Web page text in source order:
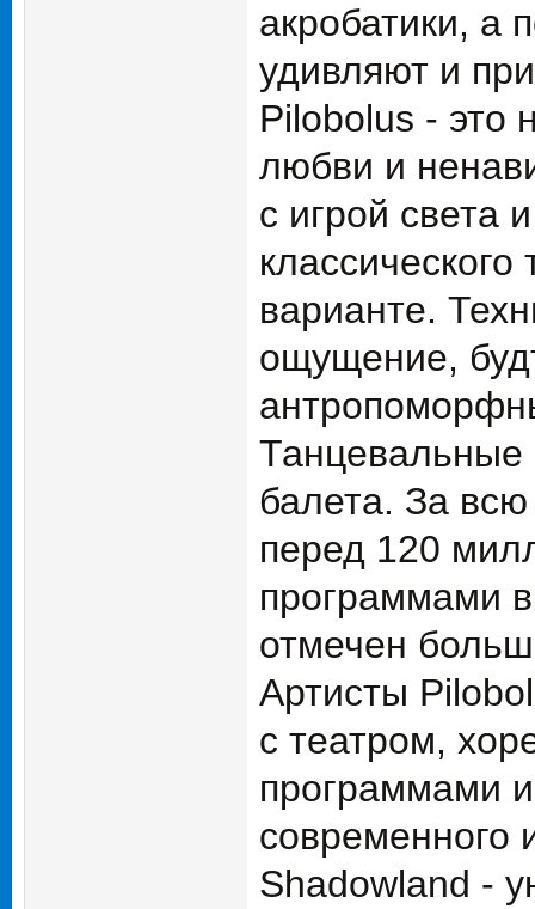
акробатики, а
удивляют и
Pilobolus - это
любви и
с игрой света
варианте.
ощущение,
Танцевальные
балета. За
перед 120
программами
отмечен
Артисты
с театром,
программами
современного
Shadowland -